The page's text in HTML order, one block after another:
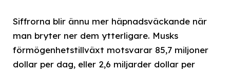
Siffrorna blir ännu mer häpnadsväckande när
man bryter ner dem ytterligare. Musks
förmögenhetstillväxt motsvarar 85,7 miljoner
dollar per dag, eller 2,6 miljarder dollar per